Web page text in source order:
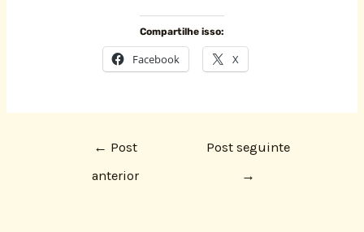
Compartilhe isso:
Facebook X
← Post
anterior
Post seguinte
→